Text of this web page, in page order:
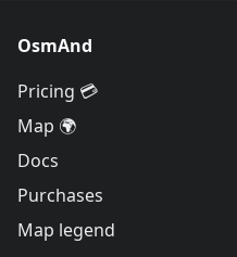
OsmAnd
Pricing 💳
Map 🌍
Docs
Purchases
Map legend